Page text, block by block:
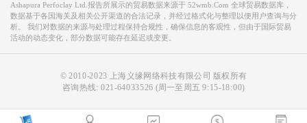
Ashapura Perfoclay Ltd.报告所展示的贸易数据来源于 52wmb.com 全球贸易数据库，
数据基于各国海关及相关公开渠道的合法记录，并经过格式化与整理以便用户查询与分
析。 我们对数据的来源与处理过程保持合规性，确保信息的客观性，但由于国际贸易
活动的动态变化，部分数据可能存在延迟或变更。
© 2010-2023 上海义缘网络科技有限公司 版权所有
咨询热线:021-64033526 (周一至周五 9:15-18:00)